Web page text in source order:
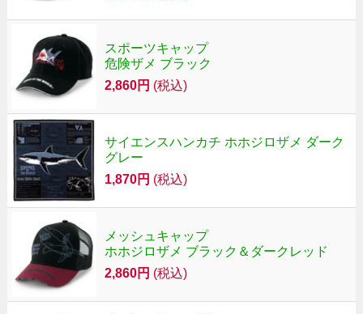
スポーツキャップ
危険ザメ ブラック
2,860円 (税込)
サイエンスハンカチ ホホジロザメ ダーク
グレー
1,870円 (税込)
メッシュキャップ
ホホジロザメ ブラック＆ダークレッド
2,860円 (税込)